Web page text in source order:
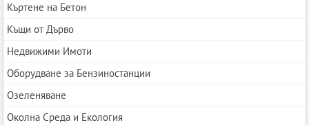
Къртене на Бетон
Къщи от Дърво
Недвижими Имоти
Оборудване за Бензиностанции
Озеленяване
Околна Среда и Екология